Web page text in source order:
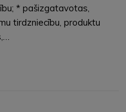
* pašizgatavotas,
tirdzniecību, produktu